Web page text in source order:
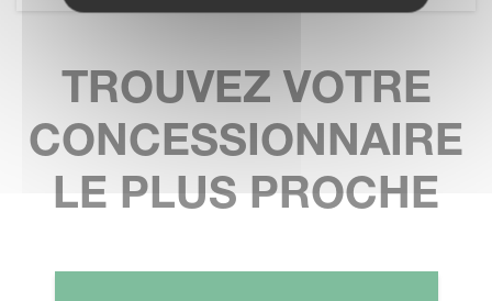
TROUVEZ VOTRE
CONCESSIONNAIRE
LE PLUS PROCHE